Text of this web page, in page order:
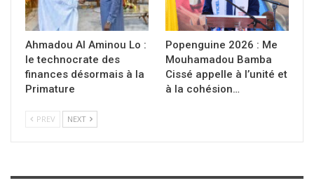
Ahmadou Al Aminou Lo :
le technocrate des
finances désormais à la
Primature
Popenguine 2026 : Me
Mouhamadou Bamba
Cissé appelle à l’unité et
à la cohésion…
PREV NEXT